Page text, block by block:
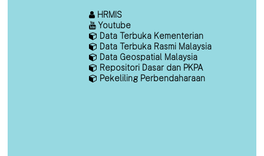
HRMIS
Youtube
Data Terbuka Kementerian
Data Terbuka Rasmi Malaysia
Data Geospatial Malaysia
Repositori Dasar dan PKPA
Pekeliling Perbendaharaan